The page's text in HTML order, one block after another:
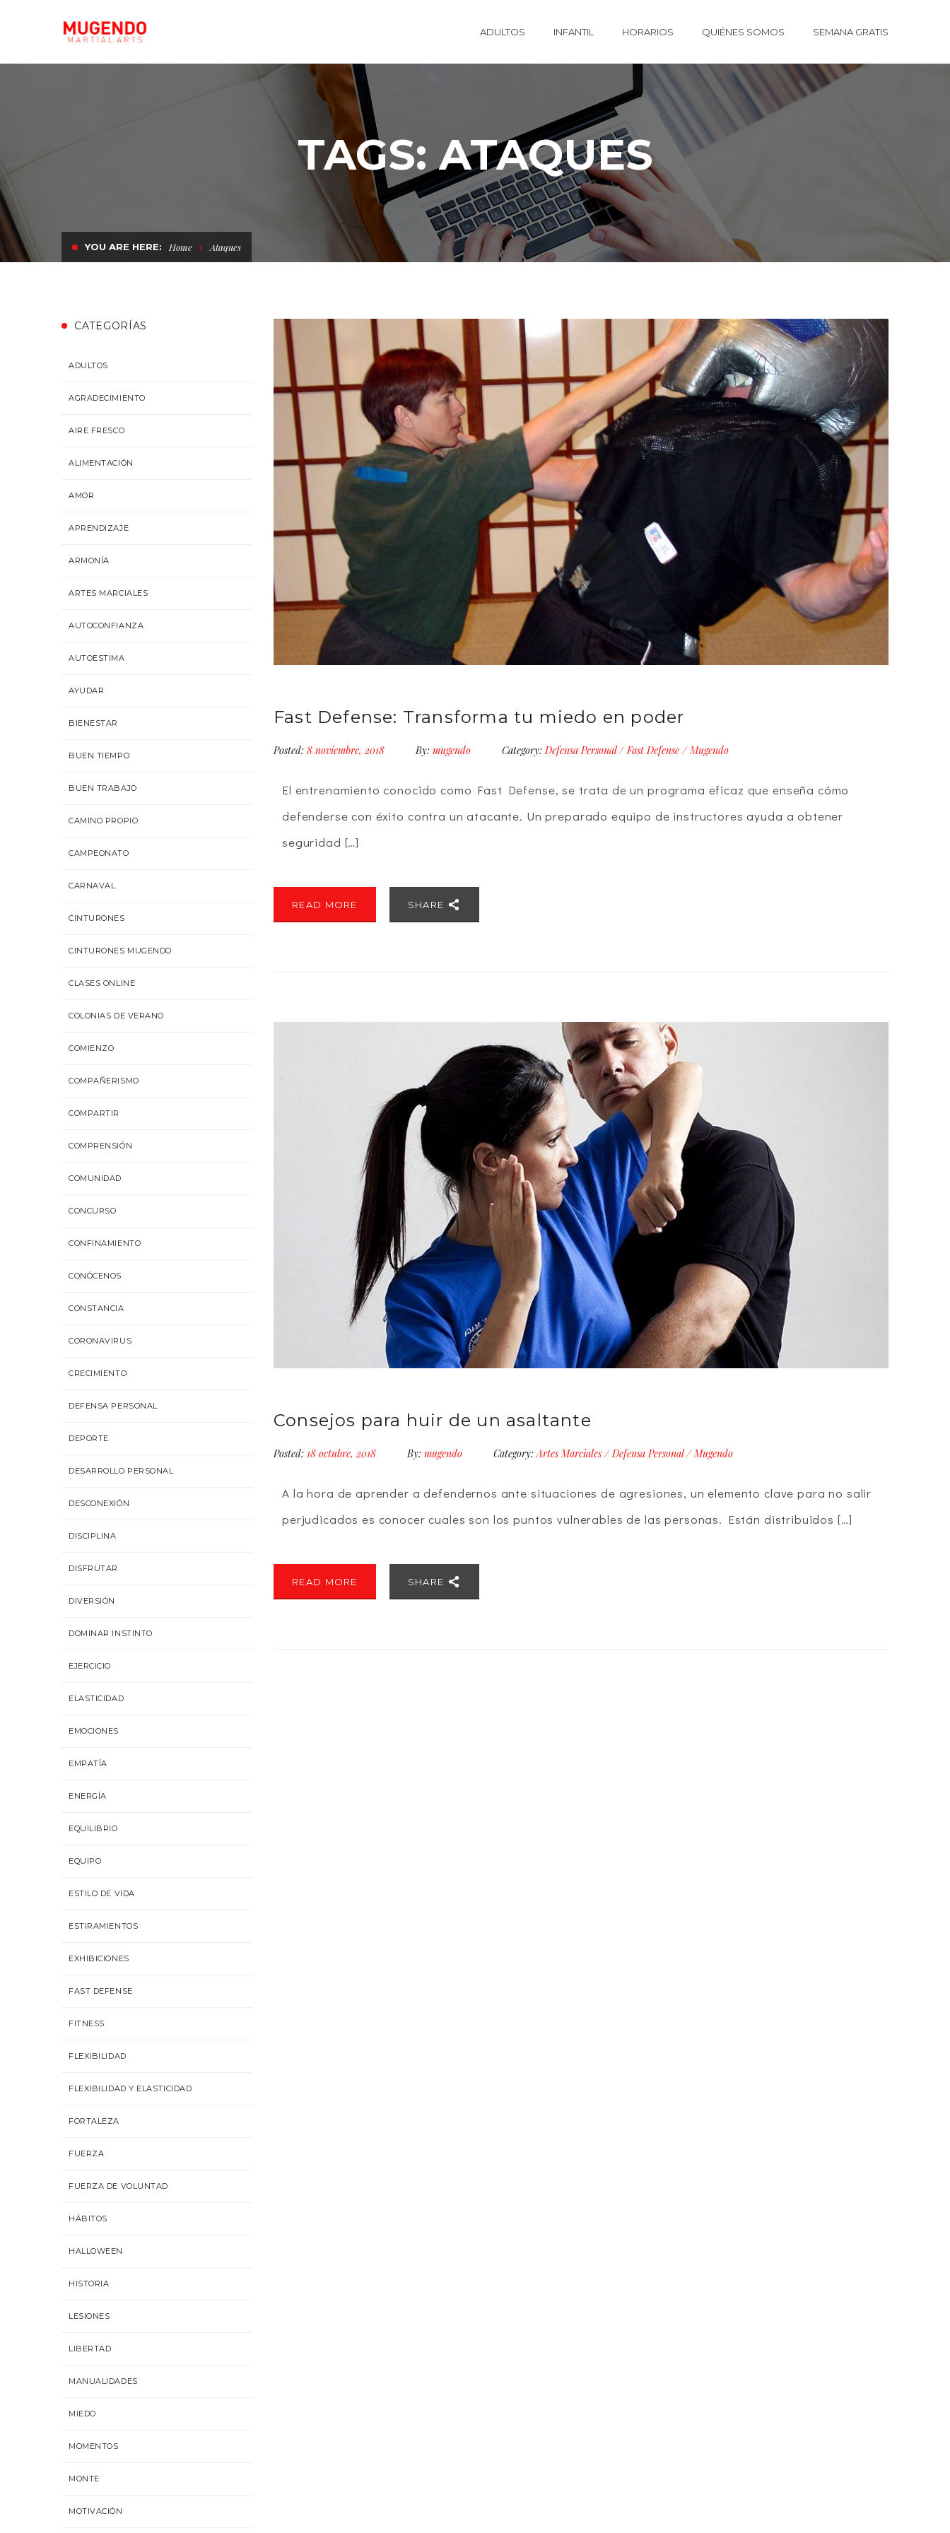
ADULTOS INFANTIL HORARIOS QUIÉNES SOMOS SEMANA GRATIS
TAGS: ATAQUES
YOU ARE HERE: Home Ataques
CATEGORÍAS
ADULTOS
AGRADECIMIENTO
AIRE FRESCO
ALIMENTACIÓN
AMOR
APRENDIZAJE
ARMONÍA
ARTES MARCIALES
AUTOCONFIANZA
AUTOESTIMA
AYUDAR
BIENESTAR
BUEN TIEMPO
BUEN TRABAJO
CAMINO PROPIO
CAMPEONATO
CARNAVAL
CINTURONES
CINTURONES MUGENDO
CLASES ONLINE
COLONIAS DE VERANO
COMIENZO
COMPAÑERISMO
COMPARTIR
COMPRENSIÓN
COMUNIDAD
CONCURSO
CONFINAMIENTO
CONÓCENOS
CONSTANCIA
CORONAVIRUS
CRECIMIENTO
DEFENSA PERSONAL
DEPORTE
DESARROLLO PERSONAL
DESCONEXIÓN
DISCIPLINA
DISFRUTAR
DIVERSIÓN
DOMINAR INSTINTO
EJERCICIO
ELASTICIDAD
EMOCIONES
EMPATÍA
ENERGÍA
EQUILIBRIO
EQUIPO
ESTILO DE VIDA
ESTIRAMIENTOS
EXHIBICIONES
FAST DEFENSE
FITNESS
FLEXIBILIDAD
FLEXIBILIDAD Y ELASTICIDAD
FORTALEZA
FUERZA
FUERZA DE VOLUNTAD
HÁBITOS
HALLOWEEN
HISTORIA
LESIONES
LIBERTAD
MANUALIDADES
MIEDO
MOMENTOS
MONTE
MOTIVACIÓN
Fast Defense: Transforma tu miedo en poder
Posted: 8 noviembre, 2018 By: mugendo Category: Defensa Personal/Fast Defense/Mugendo
El entrenamiento conocido como Fast Defense, se trata de un programa eficaz que enseña cómo
defenderse con éxito contra un atacante. Un preparado equipo de instructores ayuda a obtener
seguridad […]
READ MORE SHARE
Consejos para huir de un asaltante
Posted: 18 octubre, 2018 By: mugendo Category: Artes Marciales/Defensa Personal/Mugendo
A la hora de aprender a defendernos ante situaciones de agresiones, un elemento clave para no salir
perjudicados es conocer cuales son los puntos vulnerables de las personas. Están distribuidos […]
READ MORE SHARE